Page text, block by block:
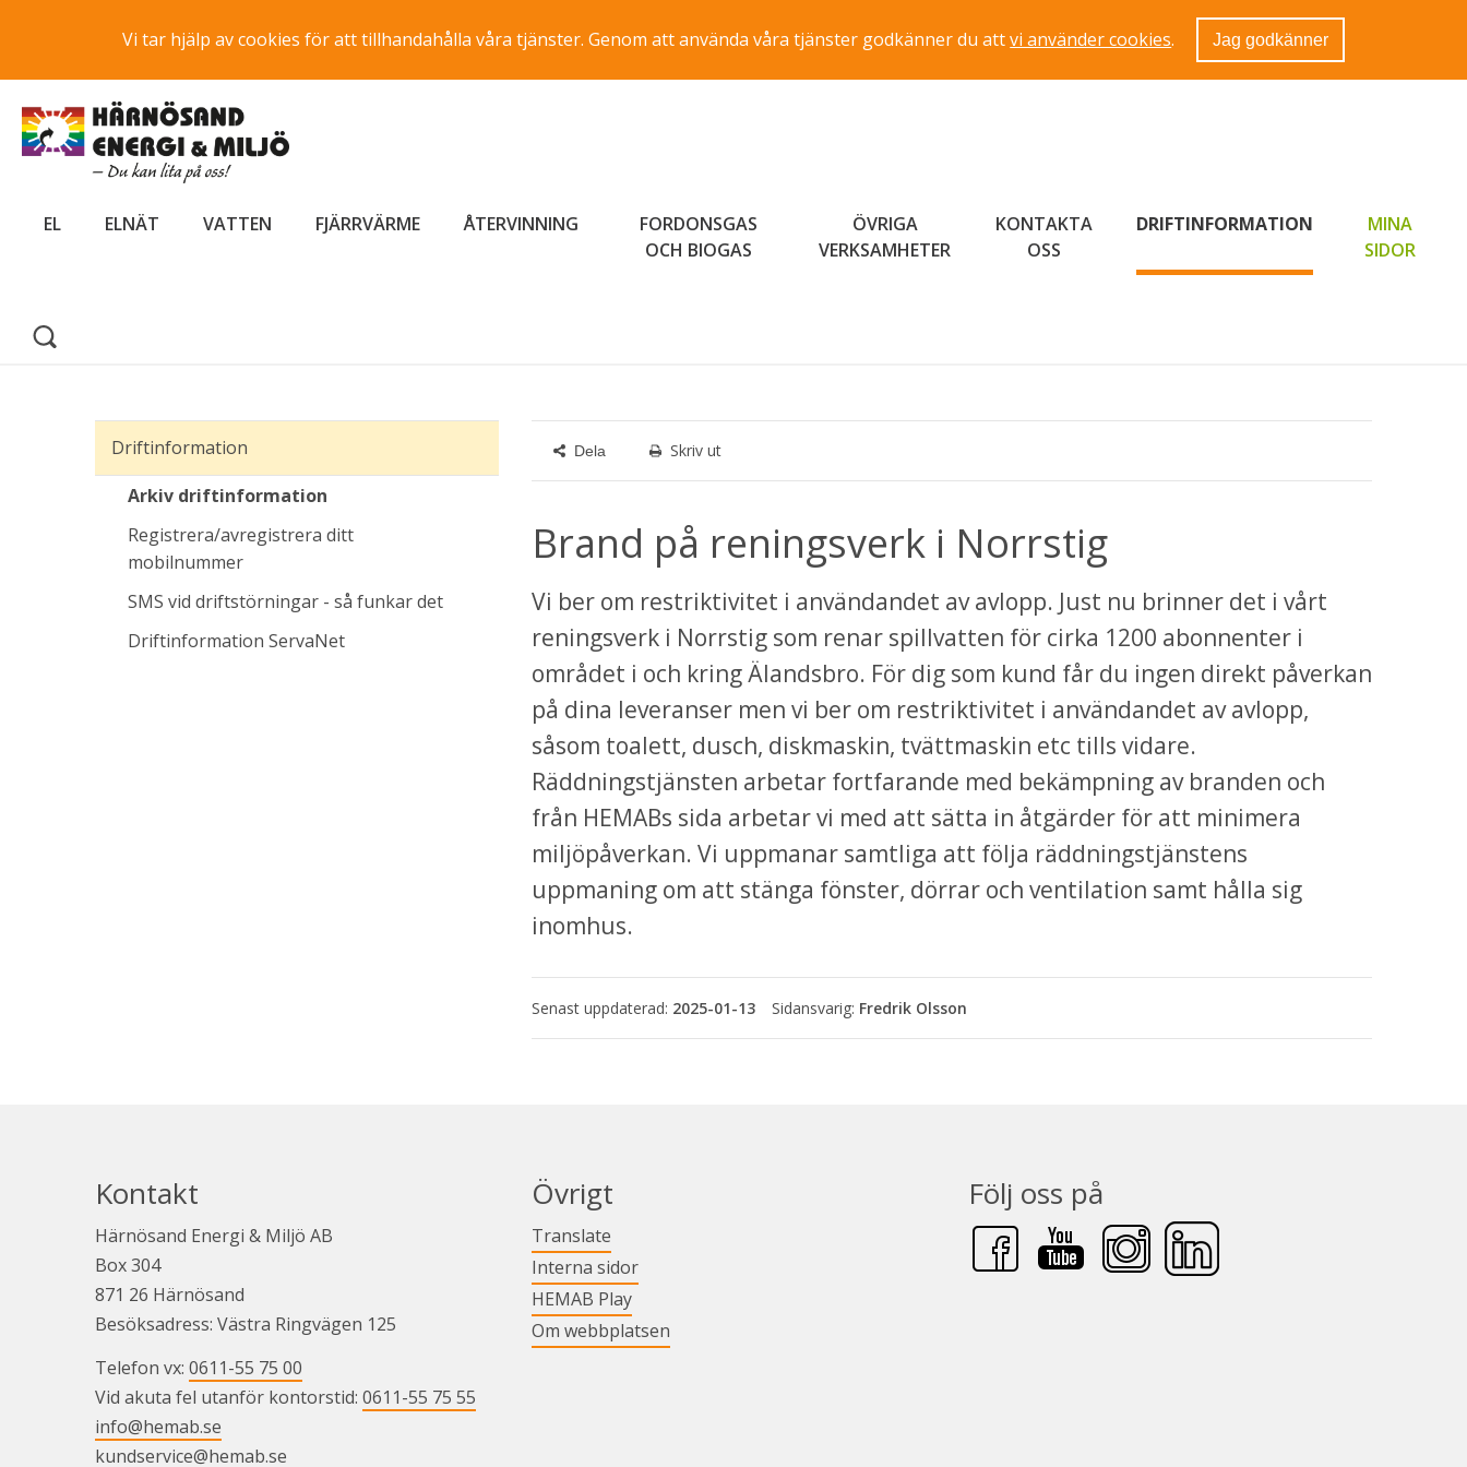
Vi tar hjälp av cookies för att tillhandahålla våra tjänster. Genom att använda våra tjänster godkänner du attvi använder cookies. Jag godkänner
EL ELNÄT VATTEN FJÄRRVÄRME ÅTERVINNING
FORDONSGAS
OCH BIOGAS
ÖVRIGA
VERKSAMHETER
KONTAKTA
OSS
DRIFTINFORMATION
MINA
SIDORLÄNK
Driftinformation
Arkiv driftinformation
Registrera/avregistrera ditt
mobilnummer
SMS vid driftstörningar - så funkar det
Driftinformation ServaNetLänk till annan webbplats.
Dela Skriv ut
Brand på reningsverk i Norrstig
Vi ber om restriktivitet i användandet av avlopp. Just nu brinner det i vårt
reningsverk i Norrstig som renar spillvatten för cirka 1200 abonnenter i
området i och kring Älandsbro. För dig som kund får du ingen direkt påverkan
på dina leveranser men vi ber om restriktivitet i användandet av avlopp,
såsom toalett, dusch, diskmaskin, tvättmaskin etc tills vidare.
Räddningstjänsten arbetar fortfarande med bekämpning av branden och
från HEMABs sida arbetar vi med att sätta in åtgärder för att minimera
miljöpåverkan. Vi uppmanar samtliga att följa räddningstjänstens
uppmaning om att stänga fönster, dörrar och ventilation samt hålla sig
inomhus.
Senast uppdaterad: 2025-01-13 Fredrik Olsson
Kontakt
Härnösand Energi & Miljö AB
Box 304
871 26 Härnösand
Besöksadress: Västra Ringvägen 125
Telefon vx: 0611-55 75 00
Vid akuta fel utanför kontorstid: 0611-55 75 55
info@hemab.se
kundservice@hemab.se
Övrigt
Translate
Interna sidorLänk till annan webbplats.
HEMAB PlayLänk till annan webbplats.
Om webbplatsen
Följ oss på